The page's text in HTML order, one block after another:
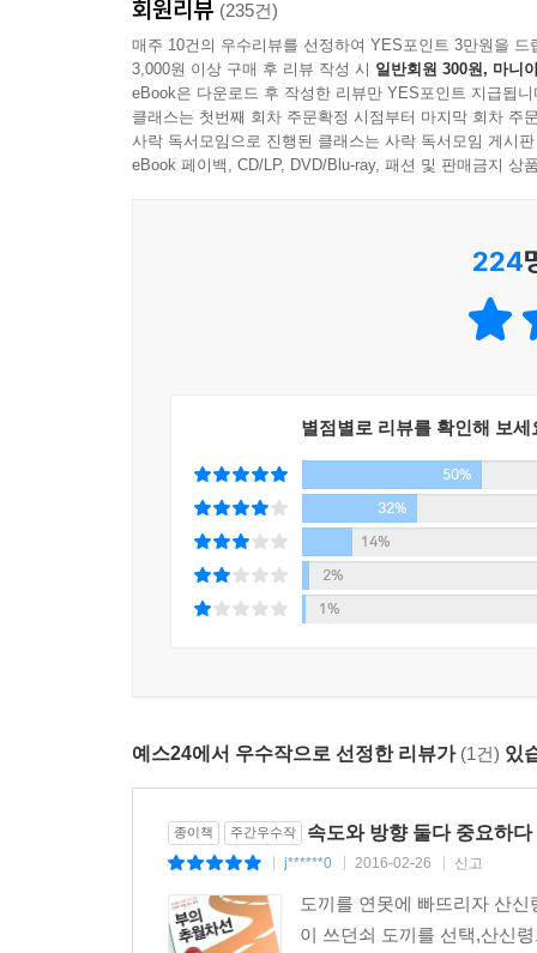
이제 그는 자동차, 여행, 미식, 글쓰기 등을 즐기
서행차선, 추월차선으로 나누어 우리의 삶을 설명
능력이 있을 때 변화를 시작하지 않으면 프로스
것”이라고 강변한다. 그가 제시하는 부자의 길에
수학적인 공식이 존재할까? 물론이다. 추월차선
도널드 트럼프가 쓴 책들보다도 뛰어나다. - Eric
지금까지 읽었던 어떤 책보다 강한 동기를 부여해
평가 기준을 알려 주었다. 10년 전에 이 책을 만났
열심히 일하고 차곡차곡 저축하라는 식의 케케
것이 무엇인지 내게 알려 줬고, 수입은 상상 이
추월차선 법칙을 알게 된 뒤 나는 내가 돈에 쪼들
4배로 불릴 수 있었다. - 마이크(미국 뉴저지)
회원리뷰 (235건)
매주 10건의 우수리뷰를 선정하여 YES포인트 3만원을 드
3,000원 이상 구매 후 리뷰 작성 시 일반회원 300원, 마니
eBook은 다운로드 후 작성한 리뷰만 YES포인트 지급됩니
클래스는 첫번째 회차 주문확정 시점부터 마지막 회차 주
사락 독서모임으로 진행된 클래스는 사락 독서모임 게시
eBook 페이백, CD/LP, DVD/Blu-ray, 패션 및 판매금지 상
224
별점별로 리뷰를 확인해 보세
50%
32%
14%
2%
1%
예스24에서 우수작으로 선정한 리뷰가 (1건) 있
종이책 주간우수작 속도와 방향 둘다 중요하다
j******0 2016-02-26 신고
도끼를 연못에 빠뜨리자 산
이 쓰던쇠 도끼를 선택,산신